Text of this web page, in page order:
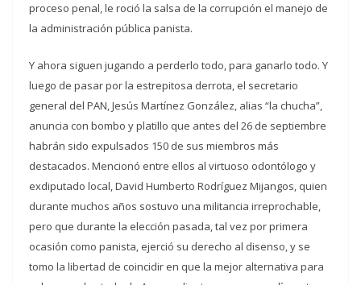
proceso penal, le roció la salsa de la corrupción el manejo de
la administración pública panista.
Y ahora siguen jugando a perderlo todo, para ganarlo todo. Y
luego de pasar por la estrepitosa derrota, el secretario
general del PAN, Jesús Martínez González, alias “la chucha”,
anuncia con bombo y platillo que antes del 26 de septiembre
habrán sido expulsados 150 de sus miembros más
destacados. Mencionó entre ellos al virtuoso odontólogo y
exdiputado local, David Humberto Rodríguez Mijangos, quien
durante muchos años sostuvo una militancia irreprochable,
pero que durante la elección pasada, tal vez por primera
ocasión como panista, ejerció su derecho al disenso, y se
tomo la libertad de coincidir en que la mejor alternativa para